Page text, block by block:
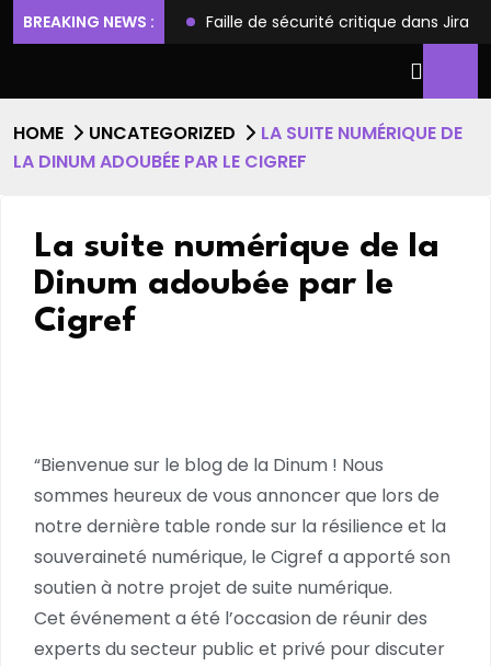
BREAKING NEWS :
et l’accès root Faille de sécurité critique dans Jira
HOME UNCATEGORIZED
LA SUITE NUMÉRIQUE DE
LA DINUM ADOUBÉE PAR LE CIGREF
La suite numérique de la
Dinum adoubée par le
Cigref
“Bienvenue sur le blog de la Dinum ! Nous
sommes heureux de vous annoncer que lors de
notre dernière table ronde sur la résilience et la
souveraineté numérique, le Cigref a apporté son
soutien à notre projet de suite numérique.
Cet événement a été l’occasion de réunir des
experts du secteur public et privé pour discuter